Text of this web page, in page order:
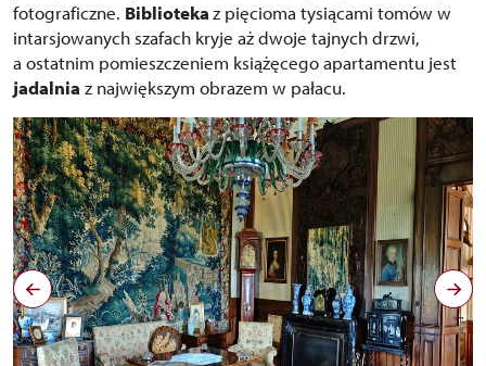
fotograficzne. Bibliotekaz pięcioma tysiącami tomów w
intarsjowanych szafach kryje aż dwoje tajnych drzwi,
a ostatnim pomieszczeniem książęcego apartamentu jest
jadalnia z największym obrazem w pałacu.